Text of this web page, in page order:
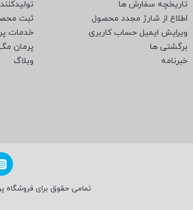
تاریخچه سفارش ها
اطلاع از شارژ مجدد محصول
ویرایش ایمیل حساب کاربری
برگشتی ها
خبرنامه
ثبت
خدمات
پرمان
وبلاگ
تمامی حقوق برای